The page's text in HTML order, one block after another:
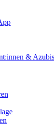
& Azubis